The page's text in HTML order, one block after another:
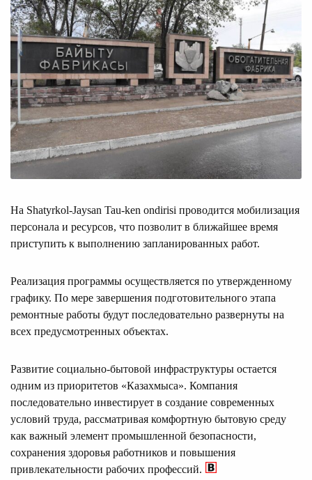
На Shatyrkol-Jaysan Tau-ken ondirisi проводится мобилизация
персонала и ресурсов, что позволит в ближайшее время
приступить к выполнению запланированных работ.
Реализация программы осуществляется по утвержденному
графику. По мере завершения подготовительного этапа
ремонтные работы будут последовательно развернуты на
всех предусмотренных объектах.
Развитие социально-бытовой инфраструктуры остается
одним из приоритетов «Казахмыса». Компания
последовательно инвестирует в создание современных
условий труда, рассматривая комфортную бытовую среду
как важный элемент промышленной безопасности,
сохранения здоровья работников и повышения
привлекательности рабочих профессий.